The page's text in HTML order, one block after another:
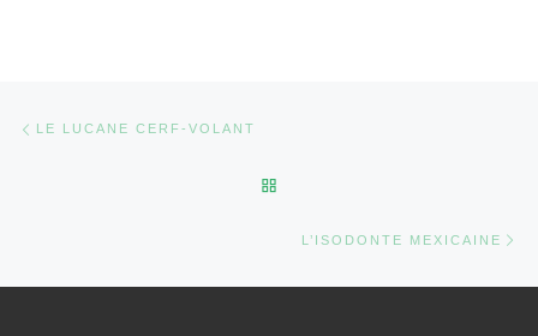
LE LUCANE CERF-VOLANT
L’ISODONTE MEXICAINE